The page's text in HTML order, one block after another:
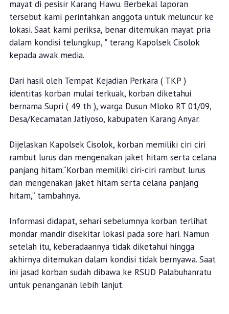
mayat di pesisir Karang Hawu. Berbekal laporan
tersebut kami perintahkan anggota untuk meluncur ke
lokasi. Saat kami periksa, benar ditemukan mayat pria
dalam kondisi telungkup, " terang Kapolsek Cisolok
kepada awak media.
Dari hasil oleh Tempat Kejadian Perkara ( TKP )
identitas korban mulai terkuak, korban diketahui
bernama Supri ( 49 th ), warga Dusun Mloko RT 01/09,
Desa/Kecamatan Jatiyoso, kabupaten Karang Anyar.
Dijelaskan Kapolsek Cisolok, korban memiliki ciri ciri
rambut lurus dan mengenakan jaket hitam serta celana
panjang hitam.“Korban memiliki ciri-ciri rambut lurus
dan mengenakan jaket hitam serta celana panjang
hitam,” tambahnya.
Informasi didapat, sehari sebelumnya korban terlihat
mondar mandir disekitar lokasi pada sore hari. Namun
setelah itu, keberadaannya tidak diketahui hingga
akhirnya ditemukan dalam kondisi tidak bernyawa. Saat
ini jasad korban sudah dibawa ke RSUD Palabuhanratu
untuk penanganan lebih lanjut.